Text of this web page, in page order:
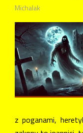
Michalak
z poganami,